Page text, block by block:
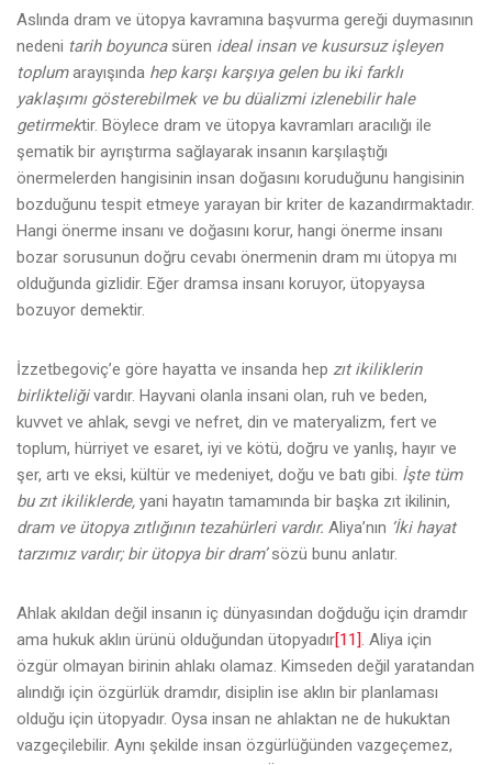
Aslında dram ve ütopya kavramına başvurma gereği duymasının
nedeni tarih boyuncasüren ideal insan ve kusursuz işleyen
toplumarayışında hep karşı karşıya gelen bu iki farklı
yaklaşımı gösterebilmek ve bu düalizmi izlenebilir hale
getirmektir. Böylece dram ve ütopya kavramları aracılığı ile
şematik bir ayrıştırma sağlayarak insanın karşılaştığı
önermelerden hangisinin insan doğasını koruduğunu hangisinin
bozduğunu tespit etmeye yarayan bir kriter de kazandırmaktadır.
Hangi önerme insanı ve doğasını korur, hangi önerme insanı
bozar sorusunun doğru cevabı önermenin dram mı ütopya mı
olduğunda gizlidir. Eğer dramsa insanı koruyor, ütopyaysa
bozuyor demektir.
İzzetbegoviç’e göre hayatta ve insanda hep zıt ikiliklerin
birlikteliğivardır. Hayvani olanla insani olan, ruh ve beden,
kuvvet ve ahlak, sevgi ve nefret, din ve materyalizm, fert ve
toplum, hürriyet ve esaret, iyi ve kötü, doğru ve yanlış, hayır ve
şer, artı ve eksi, kültür ve medeniyet, doğu ve batı gibi. İşte tüm
bu zıt ikiliklerde, yani hayatın tamamında bir başka zıt ikilinin,
dram ve ütopya zıtlığının tezahürleri vardır. Aliya’nın ‘İki hayat
tarzımız vardır; bir ütopya bir dram’sözü bunu anlatır.
Ahlak akıldan değil insanın iç dünyasından doğduğu için dramdır
ama hukuk aklın ürünü olduğundan ütopyadır[11] . Aliya için
özgür olmayan birinin ahlakı olamaz. Kimseden değil yaratandan
alındığı için özgürlük dramdır, disiplin ise aklın bir planlaması
olduğu için ütopyadır. Oysa insan ne ahlaktan ne de hukuktan
vazgeçilebilir. Aynı şekilde insan özgürlüğünden vazgeçemez,